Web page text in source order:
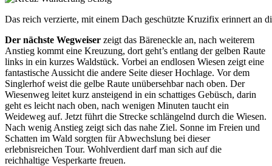
Das reich verzierte, mit einem Dach geschützte Kruzifix erinnert an
Der nächste Wegweiser zeigt das Bäreneckle an, nach weiterem
Anstieg kommt eine Kreuzung, dort geht’s entlang der gelben Raute
links in ein kurzes Waldstück. Vorbei an endlosen Wiesen zeigt eine
fantastische Aussicht die andere Seite dieser Hochlage. Vor dem
Singlerhof weist die gelbe Raute unübersehbar nach oben. Der
Wiesenweg leitet kurz ansteigend in ein schattiges Gebüsch, darin
geht es leicht nach oben, nach wenigen Minuten taucht ein
Weideweg auf. Jetzt führt die Strecke schlängelnd durch die Wiesen.
Nach wenig Anstieg zeigt sich das nahe Ziel. Sonne im Freien und
Schatten im Wald sorgten für Abwechslung bei dieser
erlebnisreichen Tour. Wohlverdient darf man sich auf die
reichhaltige Vesperkarte freuen.